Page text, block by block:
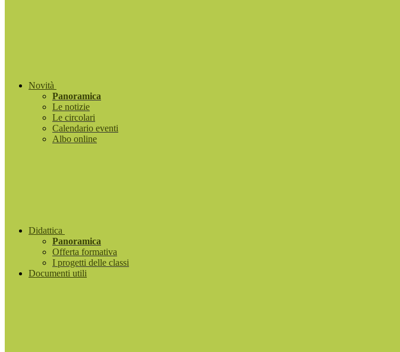
Novità
Panoramica
Le notizie
Le circolari
Calendario eventi
Albo online
Didattica
Panoramica
Offerta formativa
I progetti delle classi
Documenti utili